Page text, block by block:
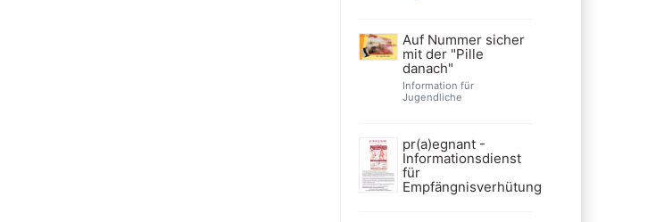
Auf Nummer sicher
mit der "Pille
danach"
Information für
Jugendliche
pr(a)egnant -
Informationsdienst
für
Empfängnisverhütung